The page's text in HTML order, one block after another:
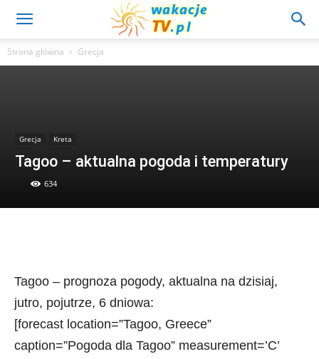
Strona główna Grecja
Grecja Kreta
Tagoo – aktualna pogoda i temperatury
634
Tagoo – prognoza pogody, aktualna na dzisiaj,
jutro, pojutrze, 6 dniowa:
[forecast location=”Tagoo, Greece”
caption=”Pogoda dla Tagoo” measurement=’C’